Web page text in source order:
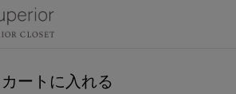
カートに入れる